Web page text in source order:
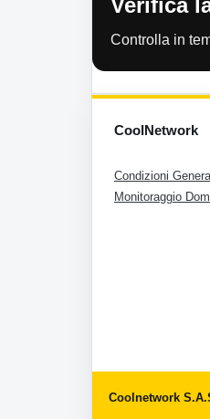
Verifica
Controlla in
CoolNetwork
Condizioni
Monitoraggio
Coolnetwork